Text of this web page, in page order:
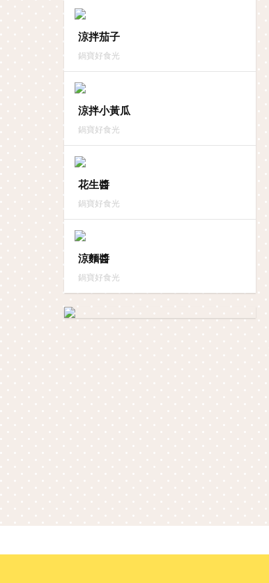
涼拌茄子
鍋寶好食光
涼拌小黃瓜
鍋寶好食光
花生醬
鍋寶好食光
涼麵醬
鍋寶好食光